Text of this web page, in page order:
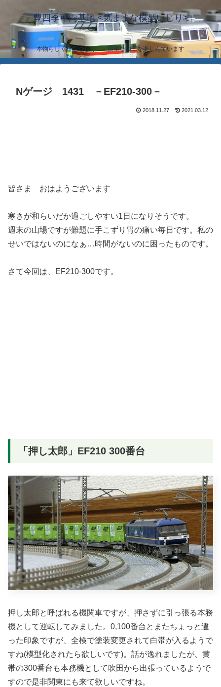
豊四季車両基地 <気ままな模型いじり>
本物らしく模型らしく… 簡単な加工を楽しんでいます
Nゲージ 1431 －EF210-300－
2018.11.27 2021.03.12
皆さま おはようございます
寒さが和らいだか過ごしやすい1日になりそうです。
週末の山場ですが難題に手こずり胃の痛い毎日です。私の
せいではないのになぁ…時間がないのに困ったものです。
さて今回は、EF210-300です。
「押し太郎」EF210 300番台
押し太郎と呼ばれる機関車ですが、押さずに引っ張る本務
機として運転してみました。0,100番台とまたちょっと違
った印象ですが、全検で塗装変更されて白帯が入るようで
すね(模型化されたら欲しいです)。話が逸れましたが、黄
帯の300番台も本務機として吹田から出張っているようで
すので是非関東にも来て欲しいですね。